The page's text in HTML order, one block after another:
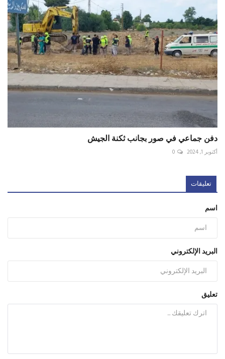
دفن جماعي في صور بجانب ثكنة الجيش
أكتوبر 1, 2024 0
تعليقات
اسم
البريد الإلكتروني
تعليق